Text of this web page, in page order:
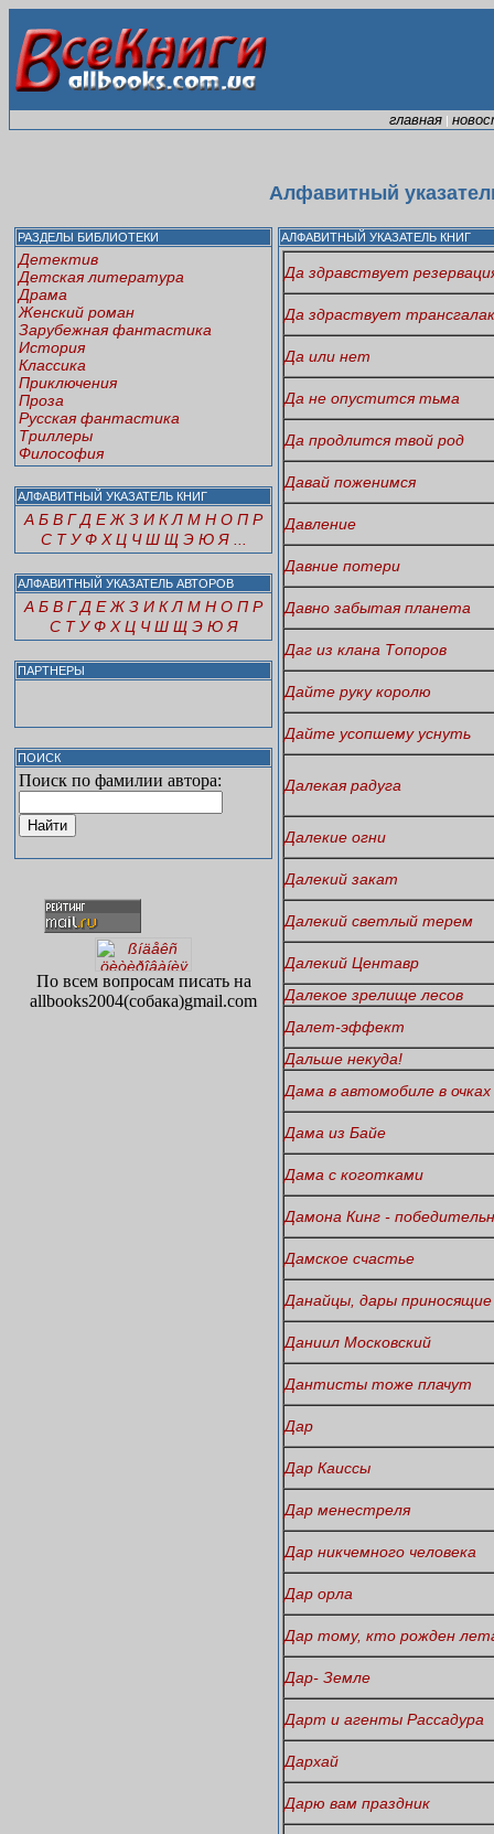
главная |
Алфавитный
РАЗДЕЛЫ БИБЛИОТЕКИ
Детектив
Детская литература
Драма
Женский роман
Зарубежная фантастика
История
Классика
Приключения
Проза
Русская фантастика
Триллеры
Философия
АЛФАВИТНЫЙ УКАЗАТЕЛЬ КНИГ
А Б В Г Д Е Ж З И К Л М Н О П Р
С Т У Ф Х Ц Ч Ш Щ Э Ю Я
АЛФАВИТНЫЙ УКАЗАТЕЛЬ АВТОРОВ
А Б В Г Д Е Ж З И К Л М Н О П Р
С Т У Ф Х Ц Ч Ш Щ Э Ю Я
ПАРТНЕРЫ
ПОИСК
Поиск по фамилии автора:
По всем вопросам писать на
allbooks2004(собака)gmail.com
АЛФАВИТНЫЙ УКАЗАТЕЛЬ КНИГ
Да здравствует
Да здраствует
Да или нет
Да не опустится тьма
Да продлится твой род
Давай поженимся
Давление
Давние потери
Давно забытая планета
Даг из клана Топоров
Дайте руку королю
Дайте усопшему уснуть
Далекая радуга
Далекие огни
Далекий закат
Далекий светлый терем
Далекий Центавр
Далекое зрелище лесов
Далет-эффект
Дальше некуда!
Дама в автомобиле в
Дама из Байе
Дама с коготками
Дамона Кинг -
Дамское счастье
Данайцы, дары приносящие
Даниил Московский
Дантисты тоже плачут
Дар
Дар Каиссы
Дар менестреля
Дар никчемного человека
Дар орла
Дар тому, кто рожден
Дар- Земле
Дарт и агенты Рассадура
Дархай
Дарю вам праздник